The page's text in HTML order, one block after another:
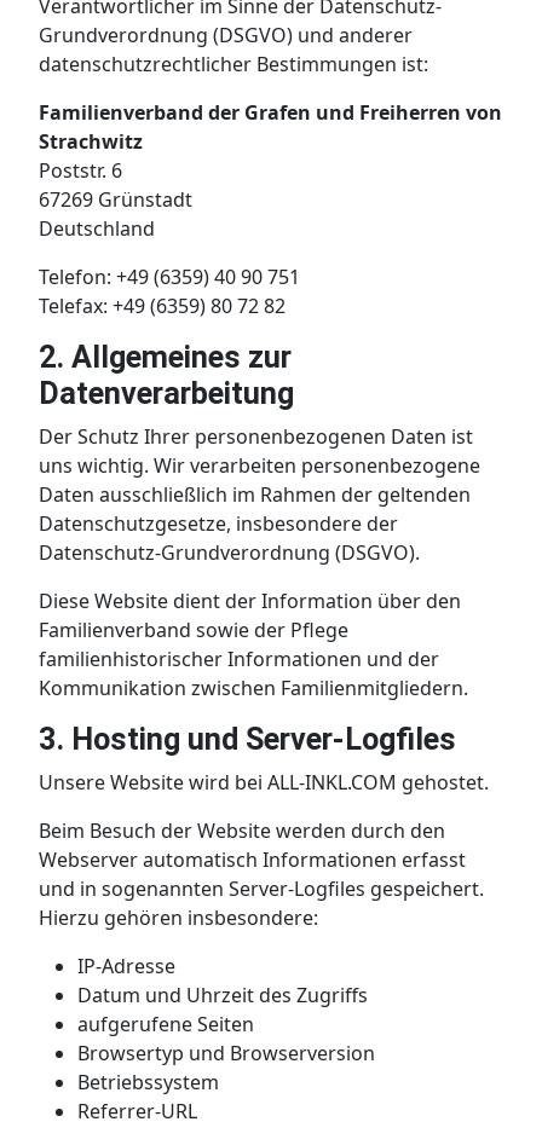
Verantwortlicher im Sinne der Datenschutz-
Grundverordnung (DSGVO) und anderer
datenschutzrechtlicher Bestimmungen ist:
Familienverband der Grafen und Freiherren von
Strachwitz
Poststr. 6
67269 Grünstadt
Deutschland
Telefon: +49 (6359) 40 90 751
Telefax: +49 (6359) 80 72 82
2. Allgemeines zur
Datenverarbeitung
Der Schutz Ihrer personenbezogenen Daten ist
uns wichtig. Wir verarbeiten personenbezogene
Daten ausschließlich im Rahmen der geltenden
Datenschutzgesetze, insbesondere der
Datenschutz-Grundverordnung (DSGVO).
Diese Website dient der Information über den
Familienverband sowie der Pflege
familienhistorischer Informationen und der
Kommunikation zwischen Familienmitgliedern.
3. Hosting und Server-Logfiles
Unsere Website wird bei ALL-INKL.COM gehostet.
Beim Besuch der Website werden durch den
Webserver automatisch Informationen erfasst
und in sogenannten Server-Logfiles gespeichert.
Hierzu gehören insbesondere:
IP-Adresse
Datum und Uhrzeit des Zugriffs
aufgerufene Seiten
Browsertyp und Browserversion
Betriebssystem
Referrer-URL